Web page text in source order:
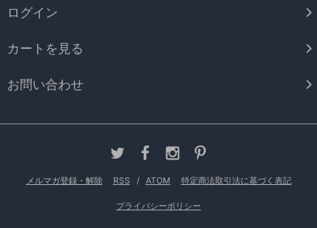
ログイン
カートを見る
お問い合わせ
メルマガ登録・解除 RSS / ATOM 特定商法取引法に基づく表記
プライバシーポリシー